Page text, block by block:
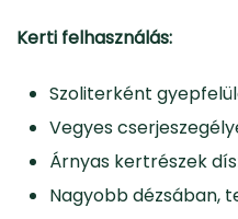
Kerti felhasználás:
Szoliterként
Vegyes
Árnyas kertrészek
Nagyobb dézsában,